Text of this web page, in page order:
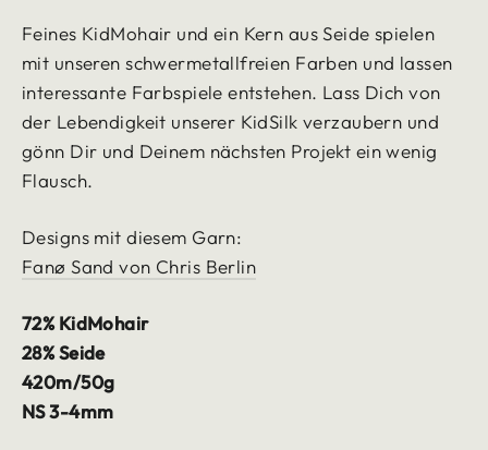
Feines KidMohair und ein Kern aus Seide spielen
mit unseren schwermetallfreien Farben und lassen
interessante Farbspiele entstehen. Lass Dich von
der Lebendigkeit unserer KidSilk verzaubern und
gönn Dir und Deinem nächsten Projekt ein wenig
Flausch.
Designs mit diesem Garn:
Fanø Sand von Chris Berlin
72% KidMohair
28% Seide
420m/50g
NS 3-4mm